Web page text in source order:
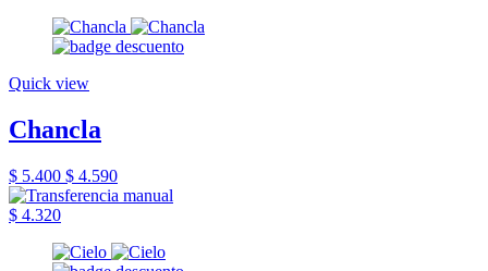
Quick view
Chancla
$ 5.400 $ 4.590
$ 4.320